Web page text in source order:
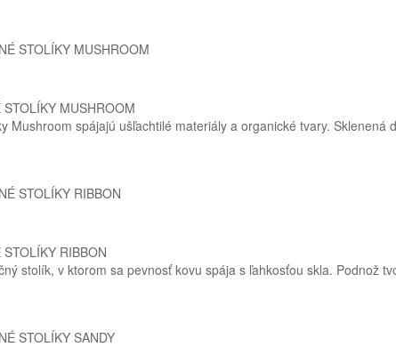
MUSHROOM
Mushroom spájajú ušľachtilé materiály a organické tvary. Sklenená
RIBBON
stolík, v ktorom sa pevnosť kovu spája s ľahkosťou skla. Podnož